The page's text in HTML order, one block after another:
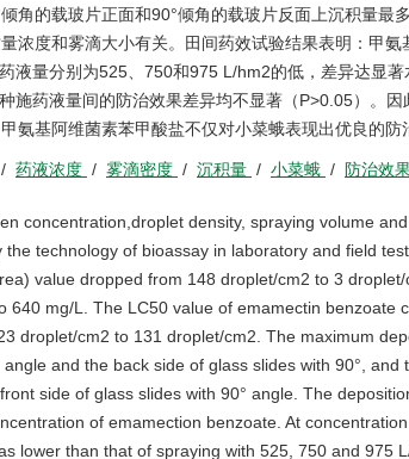
角的载玻片正面和90°倾角的载玻片反面上沉积量最
浓度和雾滴大小有关。田间药效试验结果表明：甲
液量分别为525、750和975 L/hm2的低，差异达显
施药液量间的防治效果差异均不显著（P>0.05）。
氨基阿维菌素苯甲酸盐不仅对小菜蛾表现出优良的防
/ 药液浓度 / 雾滴密度 / 沉积量 / 小菜蛾 / 防治效
concentration,droplet density, spraying volume
technology of bioassay in laboratory and field
value dropped from 148 droplet/cm2 to 3
640 mg/L. The LC50 value of emamectin benzoate
droplet/cm2 to 131 droplet/cm2. The maximum
and the back side of glass slides with 90°,
side of glass slides with 90° angle. The
of emamection benzoate. At
lower than that of spraying with 525, 750 and 975